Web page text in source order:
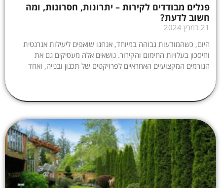
פנלים מבודדים לקירות – יתרונות, חסרונות, ומה
חשוב לדעת?
21 במרץ 2024
היום, כשהמודעות גבוהה במיוחד, אנחנו שואפים ליעילות אנרגטית
וחיסכון בעלויות החימום והקירור. נושאים אלה מעסיקים גם את
הגורמים המקצועיים האחראיים לפרויקטים של תכנון ובנייה, ואחד